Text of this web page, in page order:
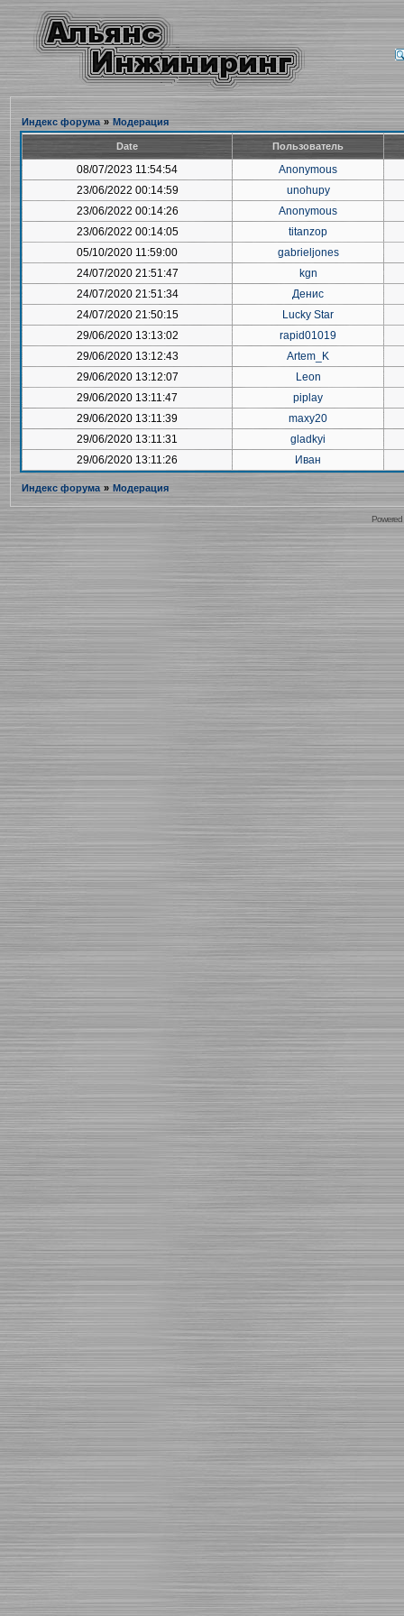
Индекс форума » Модерация
Date Пользователь
08/07/2023 11:54:54
Anonymous
23/06/2022 00:14:59
unohupy
23/06/2022 00:14:26
Anonymous
23/06/2022 00:14:05
titanzop
05/10/2020 11:59:00
gabrieljones
24/07/2020 21:51:47
kgn
24/07/2020 21:51:34
Денис
24/07/2020 21:50:15
Lucky Star
29/06/2020 13:13:02
rapid01019
29/06/2020 13:12:43
Artem_K
29/06/2020 13:12:07
Leon
29/06/2020 13:11:47
piplay
29/06/2020 13:11:39
maxy20
29/06/2020 13:11:31
gladkyi
29/06/2020 13:11:26
Иван
Индекс форума » Модерация